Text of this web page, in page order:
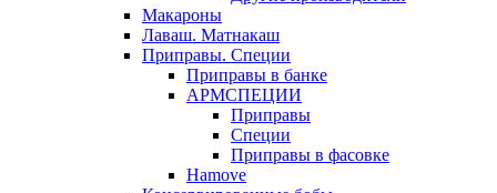
Макароны
Лаваш. Матнакаш
Приправы. Специи
Приправы в банке
АРМСПЕЦИИ
Приправы
Специи
Приправы в фасовке
Hamove